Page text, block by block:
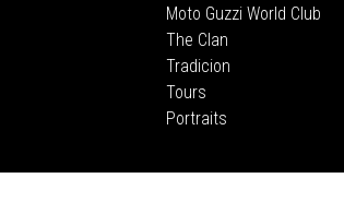
Moto Guzzi World Club
The Clan
Tradicion
Tours
Portraits